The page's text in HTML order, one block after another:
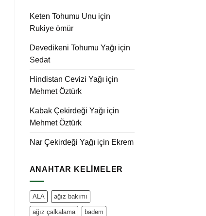
Keten Tohumu Unu için
Rukiye ömür
Devedikeni Tohumu Yağı için
Sedat
Hindistan Cevizi Yağı için
Mehmet Öztürk
Kabak Çekirdeği Yağı için
Mehmet Öztürk
Nar Çekirdeği Yağı için Ekrem
ANAHTAR KELIMELER
ALA ağız bakımı
ağız çalkalama badem